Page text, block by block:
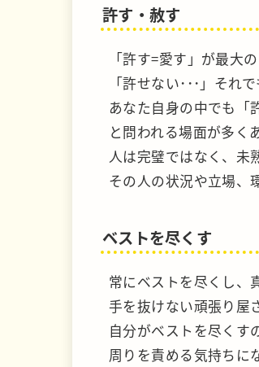
許す・赦す
「許す=愛す」が最大
「許せない･･･」それ
あなた自身の中でも「
と問われる場面が多く
人は完璧ではなく、未
その人の状況や立場、
ベストを尽くす
常にベストを尽くし、
手を抜けない頑張り屋
自分がベストを尽くす
周りを責める気持ちに